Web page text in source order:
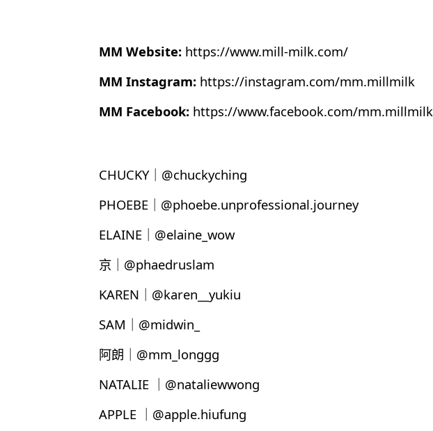
MM Website: https://www.mill-milk.com/
MM Instagram: https://instagram.com/mm.millmilk
MM Facebook: https://www.facebook.com/mm.millmilk
CHUCKY｜@chuckyching
PHOEBE｜@phoebe.unprofessional.journey
ELAINE｜@elaine_wow
京｜@phaedruslam
KAREN｜@karen__yukiu
SAM｜@midwin_
阿朗｜@mm_longgg
NATALIE ｜@nataliewwong
APPLE ｜@apple.hiufung